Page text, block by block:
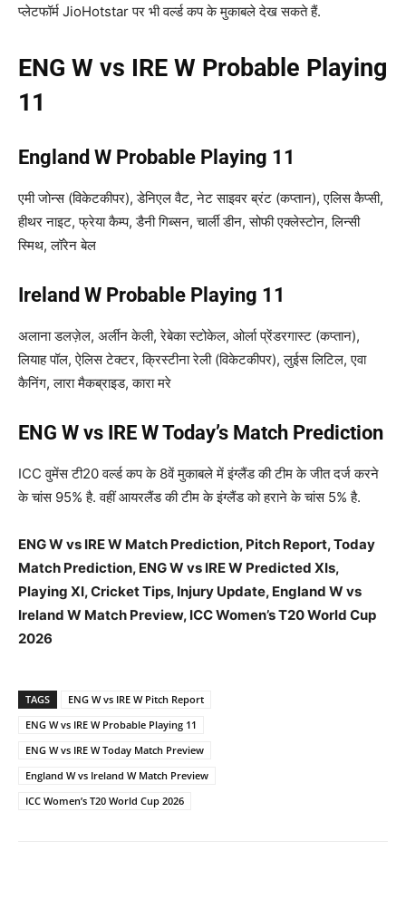
प्लेटफॉर्म JioHotstar पर भी वर्ल्ड कप के मुकाबले देख सकते हैं.
ENG W vs IRE W Probable Playing
11
England W Probable Playing 11
एमी जोन्स (विकेटकीपर), डेनिएल वैट, नेट साइवर ब्रंट (कप्तान), एलिस कैप्सी,
हीथर नाइट, फ्रेया कैम्प, डैनी गिब्सन, चार्ली डीन, सोफी एक्लेस्टोन, लिन्सी
स्मिथ, लॉरेन बेल
Ireland W Probable Playing 11
अलाना डलज़ेल, अर्लीन केली, रेबेका स्टोकेल, ओर्ला प्रेंडरगास्ट (कप्तान),
लियाह पॉल, ऐलिस टेक्टर, क्रिस्टीना रेली (विकेटकीपर), लुईस लिटिल, एवा
कैनिंग, लारा मैकब्राइड, कारा मरे
ENG W vs IRE W Today’s Match Prediction
ICC वुमेंस टी20 वर्ल्ड कप के 8वें मुकाबले में इंग्लैंड की टीम के जीत दर्ज करने
के चांस 95% है. वहीं आयरलैंड की टीम के इंग्लैंड को हराने के चांस 5% है.
ENG W vs IRE W Match Prediction, Pitch Report, Today
Match Prediction, ENG W vs IRE W Predicted XIs,
Playing XI, Cricket Tips, Injury Update, England W vs
Ireland W Match Preview, ICC Women’s T20 World Cup
2026
TAGS
ENG W vs IRE W Pitch Report
ENG W vs IRE W Probable Playing 11
ENG W vs IRE W Today Match Preview
England W vs Ireland W Match Preview
ICC Women’s T20 World Cup 2026